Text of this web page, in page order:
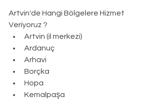
Artvin'de Hangi Bölgelere Hizmet
Veriyoruz ?
Artvin (il merkezi)
Ardanuç
Arhavi
Borçka
Hopa
Kemalpaşa